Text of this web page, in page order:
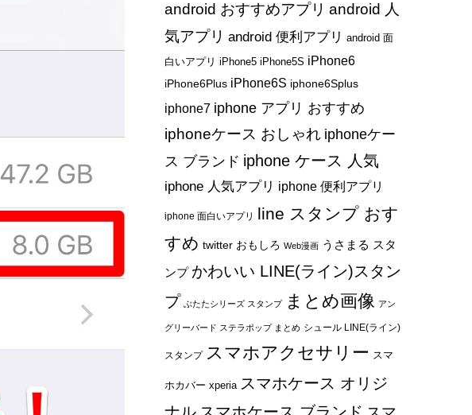
android おすすめアプリ android 人
気アプリ android 便利アプリ android 面
白いアプリ iPhone5 iPhone5S iPhone6
iPhone6Plus iPhone6S iphone6Splus
iphone7 iphone アプリ おすすめ
iphoneケース おしゃれ iphoneケー
ス ブランド iphone ケース 人気
iphone 人気アプリ iphone 便利アプリ
iphone 面白いアプリ line スタンプ おす
すめ twitter おもしろ Web漫画 うさまる スタ
ンプ かわいい LINE(ライン)スタン
プ ぶたたシリーズ スタンプ まとめ画像 アン
グリーバード ステラポップ まとめ シュール LINE(ライン)
スタンプ スマホアクセサリー スマ
ホカバー xperia スマホケース オリジ